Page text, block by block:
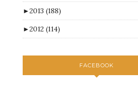
►2013 (188)
►2012 (114)
FACEBOOK